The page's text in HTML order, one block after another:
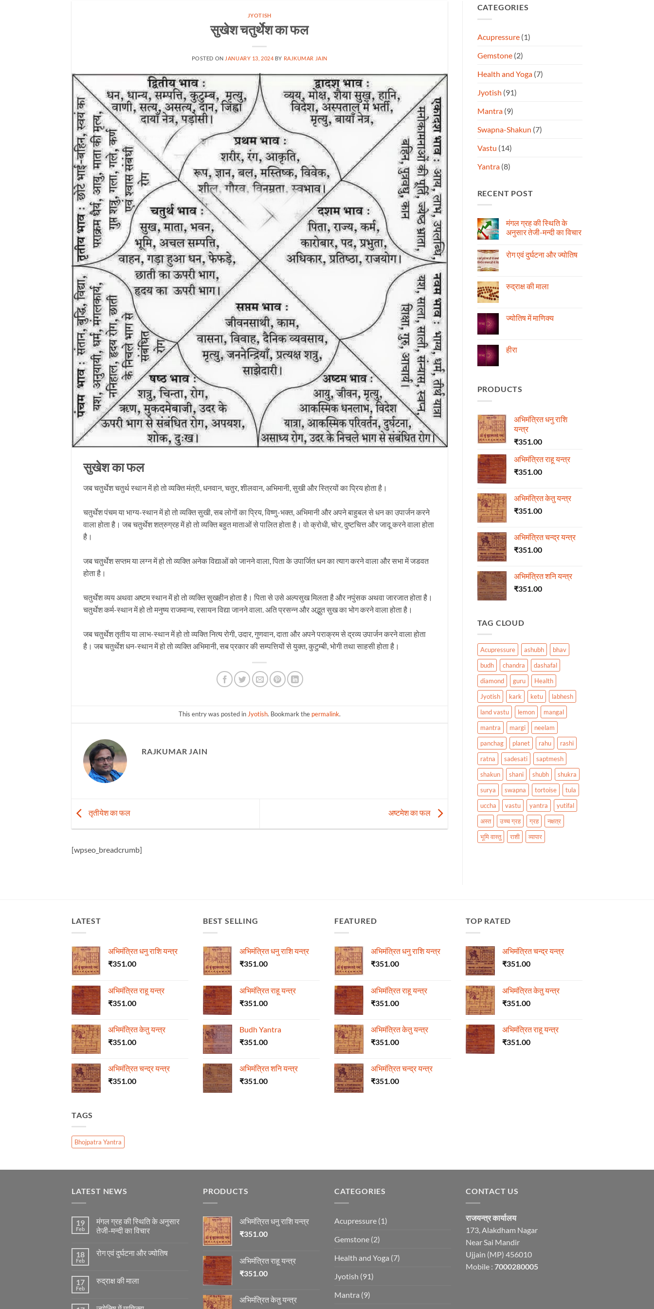
JYOTISH
सुखेश चतुर्थेश का फल
POSTED ON JANUARY 13, 2024 BY RAJKUMAR JAIN
सुखेश का फल
जब चतुर्थेश चतुर्थ स्थान में हो तो व्यक्ति मंत्री, धनवान, चतुर, शीलवान, अभिमानी, सुखी और स्त्रियों का प्रिय होता है।
चतुर्थेश पंचम या भाग्य-स्थान में हो तो व्यक्ति सुखी, सब लोगों का प्रिय, विष्णु-भक्त, अभिमानी और अपने बाहुबल से धन का उपार्जन करने
वाला होता है। जब चतुर्थेश शत्रुग्रह में हो तो व्यक्ति बहुत माताओं से पालित होता है। वो क्रोधी, चोर, दुष्टचित्त और जादू करने वाला होता
है।
जब चतुर्थेश सप्तम या लग्न में हो तो व्यक्ति अनेक विद्याओं को जानने वाला, पिता के उपार्जित धन का त्याग करने वाला और सभा में जडवत
होता है।
चतुर्थेश व्यय अथवा अष्टम स्थान में हो तो व्यक्ति सुखहीन होता है। पिता से उसे अल्पसुख मिलता है और नपुंसक अथवा जारजात होता है।
चतुर्थेश कर्म-स्थान में हो तो मनुष्य राजमान्य, रसायन विद्या जानने वाला. अति प्रसन्न और अद्भुत सुख का भोग करने वाला होता है।
जब चतुर्थेश तृतीय या लाभ-स्थान में हो तो व्यक्ति नित्य रोगी, उदार, गुणवान, दाता और अपने पराक्रम से द्रव्य उपार्जन करने वाला होता
है। जब चतुर्थेश धन-स्थान में हो तो व्यक्ति अभिमानी, सब प्रकार की सम्पत्तियों से युक्त, कुटुम्बी, भोगी तथा साहसी होता है।
This entry was posted in Jyotish. Bookmark the permalink.
RAJKUMAR JAIN
तृतीयेश का फल अष्टमेश का फल
[wpseo_breadcrumb]
CATEGORIES
Acupressure(1)
Gemstone(2)
Health and Yoga(7)
Jyotish (91)
Mantra(9)
Swapna-Shakun (7)
Vastu (14)
Yantra(8)
RECENT POST
मंगल ग्रह की स्थिति के
अनुसार तेजी-मन्दी का विचार
on
के
अनुसार
विचार
रोग एवं दुर्घटना और ज्योतिष
रोग
एवं
रुद्राक्ष की माला
रुद्राक्ष
की
ज्योतिष में माणिक्य
ज्योतिष
में
हीरा
PRODUCTS
अभिमंत्रित धनु राशि
यन्त्र
₹351.00
अभिमंत्रित राहू यन्त्र
₹351.00
अभिमंत्रित केतु यन्त्र
₹351.00
अभिमंत्रित चन्द्र यन्त्र
₹351.00
अभिमंत्रित शनि यन्त्र
₹351.00
TAG CLOUD
Acupressure ashubh
bhav
budh
chandra
dashafal
diamond
guru
Health
Jyotish
kark ketu
labhesh
land vastu
lemon
mangal
mantra
margi
neelam
panchag
planet rahu
rashi
ratna
sadesati
saptmesh
shakun
shani shubh
shukra
surya
swapna tortoise
tula
uccha
vastu yantra
yutifal
अस्त
उच्च ग्रह ग्रह
नक्षत्र
भूमि वास्तु
राशी व्यापार
LATEST
अभिमंत्रित धनु राशि यन्त्र
₹351.00
अभिमंत्रित राहू यन्त्र
₹351.00
अभिमंत्रित केतु यन्त्र
₹351.00
अभिमंत्रित चन्द्र यन्त्र
₹351.00
BEST SELLING
अभिमंत्रित धनु राशि यन्त्र
₹351.00
अभिमंत्रित राहू यन्त्र
₹351.00
Budh Yantra
₹351.00
अभिमंत्रित शनि यन्त्र
₹351.00
FEATURED
अभिमंत्रित धनु राशि यन्त्र
₹351.00
अभिमंत्रित राहू यन्त्र
₹351.00
अभिमंत्रित केतु यन्त्र
₹351.00
अभिमंत्रित चन्द्र यन्त्र
₹351.00
TOP RATED
अभिमंत्रित चन्द्र यन्त्र
₹351.00
अभिमंत्रित केतु यन्त्र
₹351.00
अभिमंत्रित राहू यन्त्र
₹351.00
TAGS
Bhojpatra Yantra
LATEST NEWS
19
Feb
मंगल ग्रह की स्थिति के अनुसार
तेजी-मन्दी का विचार
on
स्थिति
के
मन्दी
18
Feb
रोग एवं दुर्घटना और ज्योतिष
रोग
ज्योतिष
17
Feb
रुद्राक्ष की माला
PRODUCTS
अभिमंत्रित धनु राशि यन्त्र
₹351.00
अभिमंत्रित राहू यन्त्र
₹351.00
अभिमंत्रित केतु यन्त्र
CATEGORIES
Acupressure (1)
Gemstone (2)
Health and Yoga (7)
Jyotish (91)
Mantra (9)
CONTACT US
राजयन्त्र कार्यालय
173, Alakdham Nagar
Near Sai Mandir
Ujjain (MP) 456010
Mobile : 7000280005